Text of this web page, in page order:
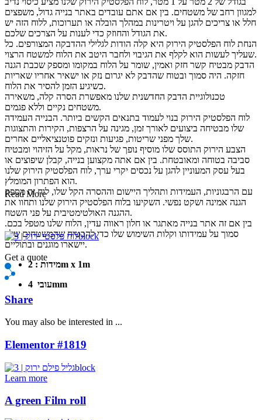
למגוון רחב של משטחים. בין אם אתם עובדים באתר בנייה גדול, משפצים
חלל או צריכים להגן על ויטרינות במהלך הובלה או תערוכות, ללוח הזה יש
את הגודל והחוזק כדי לענות על הצרכים שלכם.
הנחת לוח הפלסטיק הירוק היא קלה הודות לגלילי ההדבקה המצורפים. כל
שעליך לעשות הוא לקלף את הגיבוי ולחבר היטב את הלוח למשטח הרצוי.
הדבק מבטיח קשר חזק ואמין, שומר על הלוח במקומו ומספק שכבת הגנה
חזקה. היה סמוך ובטוח שהדבק לא יגרום נזק או ישאיר אחריו שאריות
כשיגיע הזמן להסיר את הלוח.
טכנולוגיית הדבק החדשנית שלנו מאפשרת הסרה קלה, משאירה
משטחים נקיים וללא פגמים.
לוח הפלסטיק הירוק בנוי לעמוד בתנאים הקשים ביותר. הבנייה העמידה
שלו מבטיחה ביצועים לאורך זמן, מגינה על הרצפות, הקירות והתצוגות
שלך מפני שריטות, פגיעות ונזקים פוטנציאליים אחרים.
הצבע הירוק התוסס שלו מוסיף נופך של נראות, מקל על הזיהוי ומבטיח
סביבה בטוחה ומאובטחת. בין אם אתה מקצוען בנייה, קבלן שיפוצים או
בעל עסק המעוניין להגן על נכסים יקרי ערך, לוח הפלסטיק הירוק שלנו
הוא הפתרון המומלץ.
עם הרבגוניות, העמידות ותהליך היישום וההסרה הקל שלו, לוח זה מספק
הגנה אמינה ושקט נפשי. השקיעו בלוח הפלסטיק הירוק שלנו ותחוו את
ההגנה האולטימטיבית על פני השטח.
בין אם זה אתר בנייה מאתגר או חלון ראווה עדין, הלוח שלנו מטפל בכם.
סמוך על עמידותו וקלות השימוש שלו כדי להבטיח שהמשטחים שלך
יישארו מוגנים ובתוליים.
מידות :2m x 1m
עובי4mm
Read More
Get a quote
Share
You may also be interested in ...
Elementor #1819
Learn more
A green Film roll